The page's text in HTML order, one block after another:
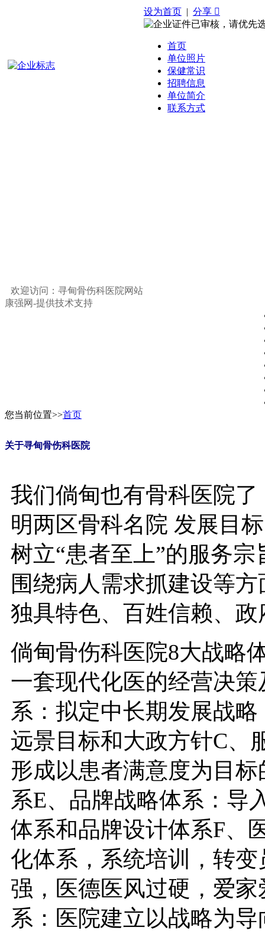
设为首页 | 分享 
首页
单位照片
保健常识
招聘信息
单位简介
联系方式
欢迎访问：寻甸骨伤科医院网站
康强网-提供技术支持
您当前位置>>首页
关于寻甸骨伤科医院
我们倘甸也有骨科医院
明两区骨科名院 发展目
树立“患者至上”的服务
围绕病人需求抓建设等
独具特色、百姓信赖、
倘甸骨伤科医院8大战略
一套现代化医的经营决
系：拟定中长期发展战
远景目标和大政方针C、
形成以患者满意度为目
系E、品牌战略体系：导
体系和品牌设计体系F、
化体系，系统培训，转
强，医德医风过硬，爱
系：医院建立以战略为